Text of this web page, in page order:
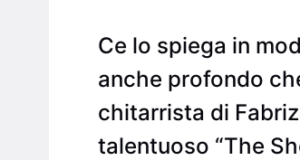
Ce lo spiega in
anche profondo
chitarrista di
talentuoso “The